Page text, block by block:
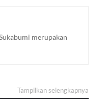
merupakan
Tampilkan selengkapnya